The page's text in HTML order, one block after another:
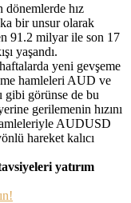
dönemlerde hız
bir unsur olarak
91.2 milyar ile son 17
yaşandı.
yeni gevşeme
hamleleri AUD ve
görünse de bu
gerilemenin hızını
AUDUSD
hareket kalıcı
yatırım